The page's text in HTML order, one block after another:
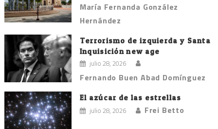
María Fernanda González
Hernández
Terrorismo de izquierda y Santa
Inquisición new age
julio 28, 2026
Fernando Buen Abad Domínguez
El azúcar de las estrellas
julio 28, 2026 Frei Betto